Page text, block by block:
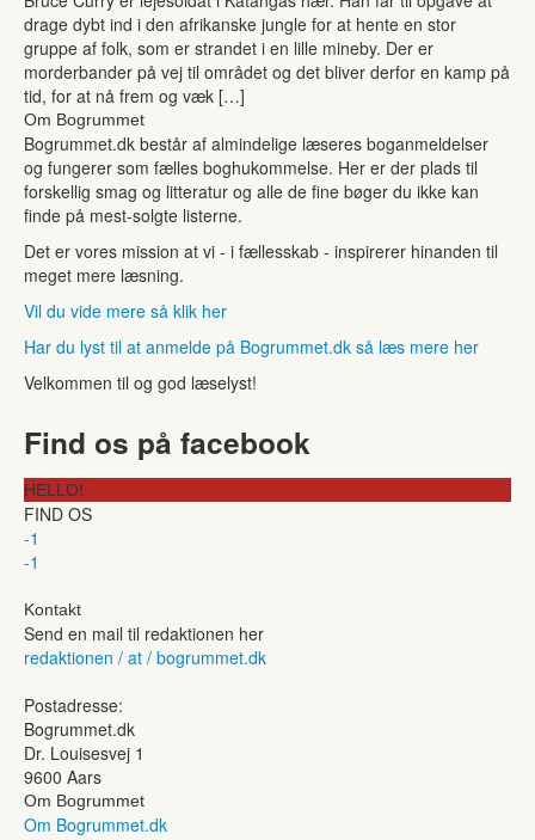
drage dybt ind i den afrikanske jungle for at hente en stor
gruppe af folk, som er strandet i en lille mineby. Der er
morderbander på vej til området og det bliver derfor en kamp på
tid, for at nå frem og væk […]
Om Bogrummet
Bogrummet.dk består af almindelige læseres boganmeldelser
og fungerer som fælles boghukommelse. Her er der plads til
forskellig smag og litteratur og alle de fine bøger du ikke kan
finde på mest-solgte listerne.
Det er vores mission at vi - i fællesskab - inspirerer hinanden til
meget mere læsning.
Vil du vide mere så klik her
Har du lyst til at anmelde på Bogrummet.dk så læs mere her
Velkommen til og god læselyst!
Find os på facebook
HELLO!
FIND OS
-1
-1
Kontakt
Send en mail til redaktionen her
redaktionen / at / bogrummet.dk
Postadresse:
Bogrummet.dk
Dr. Louisesvej 1
9600 Aars
Om Bogrummet
Om Bogrummet.dk